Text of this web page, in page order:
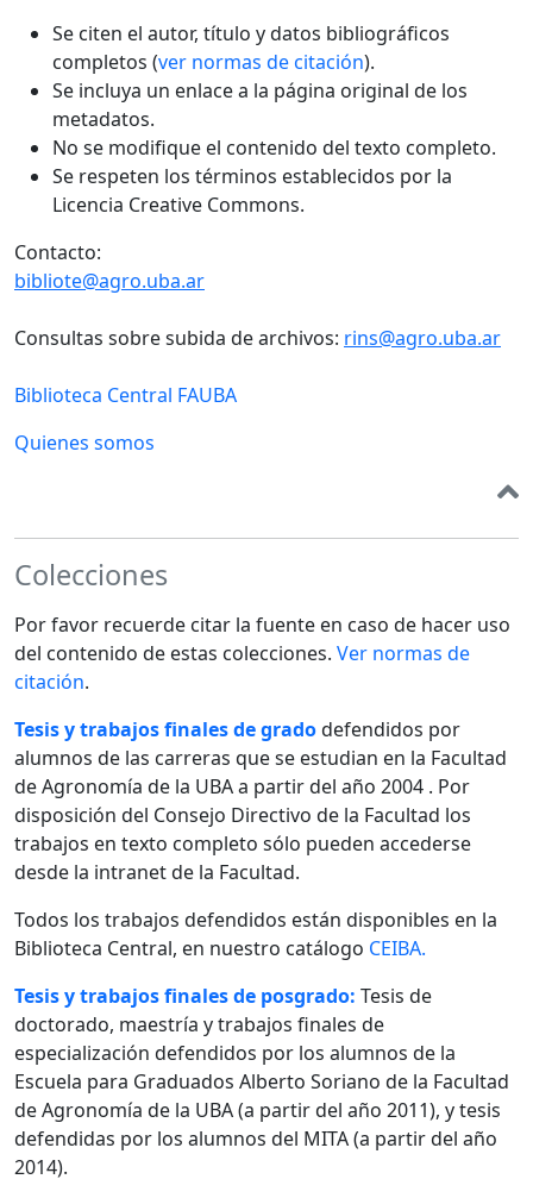
Se citen el autor, título y datos bibliográficos
completos (ver normas de citación).
Se incluya un enlace a la página original de los
metadatos.
No se modifique el contenido del texto completo.
Se respeten los términos establecidos por la
Licencia Creative Commons.
Contacto:
bibliote@agro.uba.ar
Consultas sobre subida de archivos: rins@agro.uba.ar
Biblioteca Central FAUBA
Quienes somos
Colecciones
Por favor recuerde citar la fuente en caso de hacer uso
del contenido de estas colecciones. Ver normas de
citación.
Tesis y trabajos finales de gradodefendidos por
alumnos de las carreras que se estudian en la Facultad
de Agronomía de la UBA a partir del año 2004 . Por
disposición del Consejo Directivo de la Facultad los
trabajos en texto completo sólo pueden accederse
desde la intranet de la Facultad.
Todos los trabajos defendidos están disponibles en la
Biblioteca Central, en nuestro catálogo CEIBA.
Tesis y trabajos finales de posgrado: Tesis de
doctorado, maestría y trabajos finales de
especialización defendidos por los alumnos de la
Escuela para Graduados Alberto Soriano de la Facultad
de Agronomía de la UBA (a partir del año 2011), y tesis
defendidas por los alumnos del MITA (a partir del año
2014).